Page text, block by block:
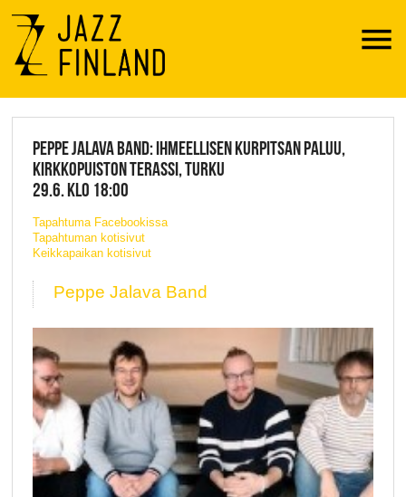
Menu
JAZZ FINLAND LIVE
PEPPE JALAVA BAND: IHMEELLISEN KURPITSAN PALUU,
KIRKKOPUISTON TERASSI, TURKU
29.6. KLO 18:00
Tapahtuma Facebookissa
Tapahtuman kotisivut
Keikkapaikan kotisivut
Peppe Jalava Band